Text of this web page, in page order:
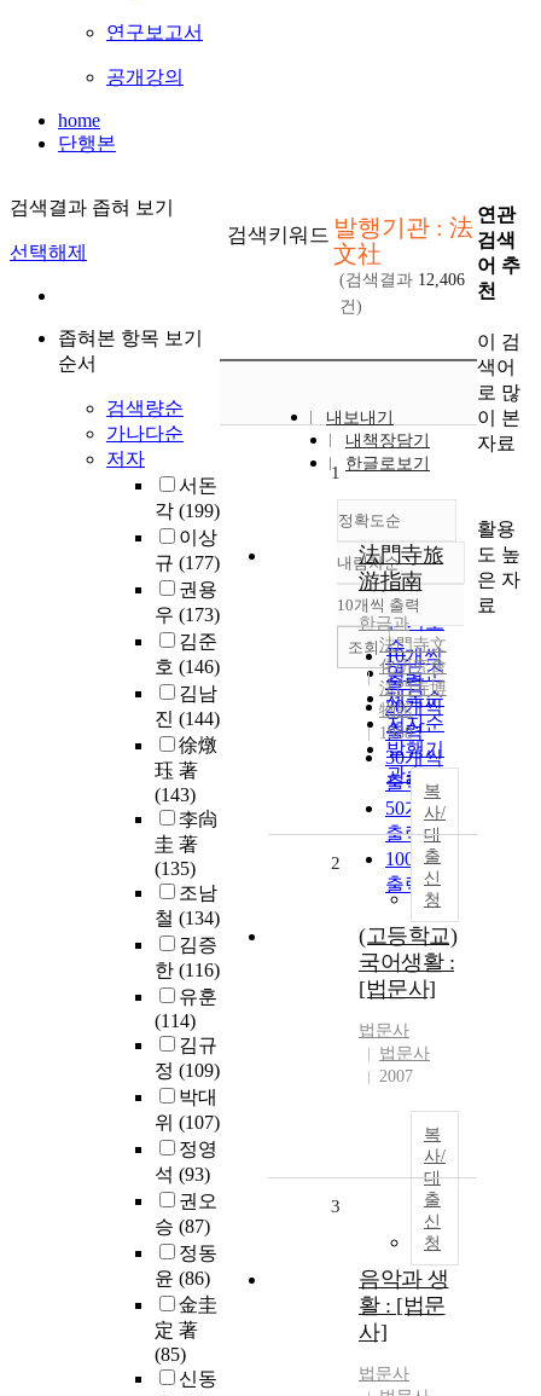
연구보고서
공개강의
home
단행본
검색결과 좁혀 보기
선택해제
좁혀본 항목 보기
순서
검색량순
가나다순
저자
서돈
각 (199)
이상
규 (177)
권용
우 (173)
김준
호 (146)
김남
진 (144)
徐燉
珏 著
(143)
李尙
圭 著
(135)
조남
철 (134)
김증
한 (116)
유훈
(114)
김규
정 (109)
박대
위 (107)
정영
석 (93)
권오
승 (87)
정동
윤 (86)
金圭
定 著
(85)
신동
검색키워드 발행기관 : 法
文社
(검색결과 12,406
건)
내보내기
내책장담기
한글로보기
정확도순
정확도
순
인기도
순
연도순
제목순
저자순
발행기
관순
내림차순
내림차순
10개씩 출력
10개씩
출력
20개씩
출력
30개씩
출력
50개씩
출력
100개씩
출력
조회
1
法門寺旅
游指南
한금과
法門寺文
化硏究會
法門寺博
物館
1988
복
사/
대
출
신
청
2
(고등학교)
국어생활 :
[법문사]
법문사
법문사
2007
복
사/
대
출
신
청
3
음악과 생
활 : [법문
사]
법문사
연관
검색
어 추
천
이 검
색어
로 많
이 본
자료
활용
도 높
은 자
료